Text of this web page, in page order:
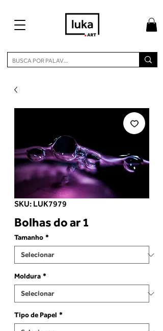
SKU: LUK7979
Bolhas do ar 1
Tamanho *
Moldura *
Tipo de Papel *